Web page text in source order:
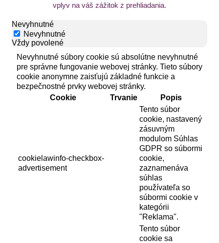
vplyv na váš zážitok z prehliadania.
Nevyhnutné
Nevyhnutné
Vždy povolené
Nevyhnutné súbory cookie sú absolútne nevyhnutné
pre správne fungovanie webovej stránky. Tieto súbory
cookie anonymne zaisťujú základné funkcie a
bezpečnostné prvky webovej stránky.
Cookie
Trvanie Popis
cookielawinfo-checkbox-
advertisement
Tento súbor
cookie, nastavený
zásuvným
modulom Súhlas
GDPR so súbormi
cookie,
zaznamenáva
súhlas
používateľa so
súbormi cookie v
kategórii
"Reklama".
Tento súbor
cookie sa